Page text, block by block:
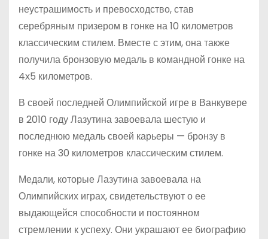
неустрашимость и превосходство, став
серебряным призером в гонке на 10 километров
классическим стилем. Вместе с этим, она также
получила бронзовую медаль в командной гонке на
4х5 километров.
В своей последней Олимпийской игре в Ванкувере
в 2010 году Лазутина завоевала шестую и
последнюю медаль своей карьеры — бронзу в
гонке на 30 километров классическим стилем.
Медали, которые Лазутина завоевала на
Олимпийских играх, свидетельствуют о ее
выдающейся способности и постоянном
стремлении к успеху. Они украшают ее биографию